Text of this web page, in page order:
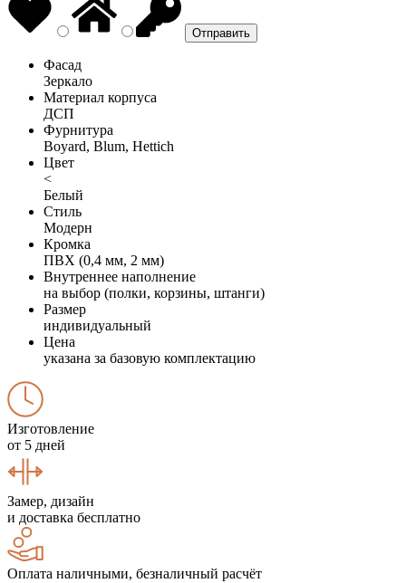
Фасад
Зеркало
Материал корпуса
ДСП
Фурнитура
Boyard, Blum, Hettich
Цвет
<
Белый
Стиль
Модерн
Кромка
ПВХ (0,4 мм, 2 мм)
Внутреннее наполнение
на выбор (полки, корзины, штанги)
Размер
индивидуальный
Цена
указана за базовую комплектацию
Изготовление
от 5 дней
Замер, дизайн
и доставка бесплатно
Оплата наличными, безналичный расчёт